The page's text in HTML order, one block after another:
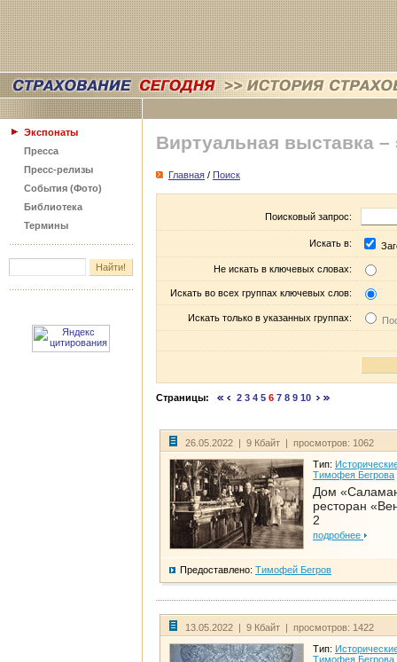
Экспонаты
Пресса
Пресс-релизы
События (Фото)
Библиотека
Термины
Виртуальная выставка –
Главная / Поиск
Поисковый запрос:
Искать в:
Не искать в ключевых словах:
Искать во всех группах ключевых слов:
Искать только в указанных группах:
Страницы: 2 3 4 5 6 7 8 9 10
26.05.2022 | 9 Кбайт | просмотров: 1062
Тип:
Тимофея Бегрова
Дом
ресторан
2
подробнее
Предоставлено: Тимофей Бегров
13.05.2022 | 9 Кбайт | просмотров: 1422
Тип:
Тимофея Бегрова